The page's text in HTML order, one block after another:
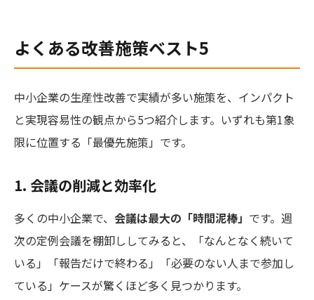
よくある改善施策ベスト5
中小企業の生産性改善で実績が多い施策を、インパクト
と実現容易性の観点から5つ紹介します。いずれも第1象
限に位置する「最優先施策」です。
1. 会議の削減と効率化
多くの中小企業で、 会議は最大の「時間泥棒」 です。週
次の定例会議を棚卸ししてみると、「なんとなく続いて
いる」「報告だけで終わる」「必要のない人まで参加し
ている」ケースが驚くほど多く見つかります。